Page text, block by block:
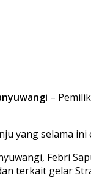
–
yang selama
Febri
terkait gelar